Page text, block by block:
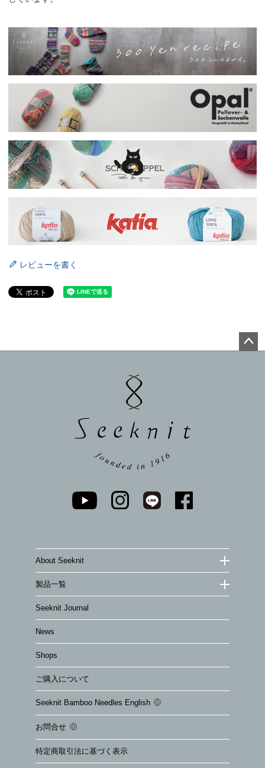
レビューを書く
About Seeknit
製品一覧
Seeknit Journal
News
Shops
ご購入について
Seeknit Bamboo Needles English
お問合せ
特定商取引法に基づく表示